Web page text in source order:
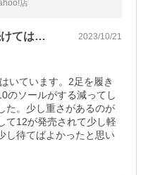
店
けては… 2023/10/21
いています。2足を履き
のソールがする減ってし
た。少し重さがあるのが
て12が発売されて少し軽
し待てばよかったと思い